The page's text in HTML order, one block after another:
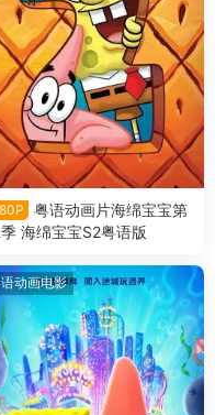
粤语动画片海绵宝宝第
海绵宝宝S2粤语版
动画电影